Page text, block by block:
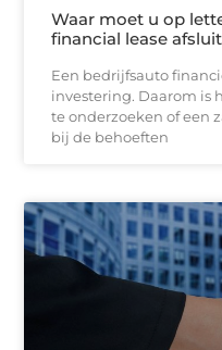
Waar moet u op
financial lease
Een bedrijfsauto
investering. Daarom is
te onderzoeken of een
bij de behoeften